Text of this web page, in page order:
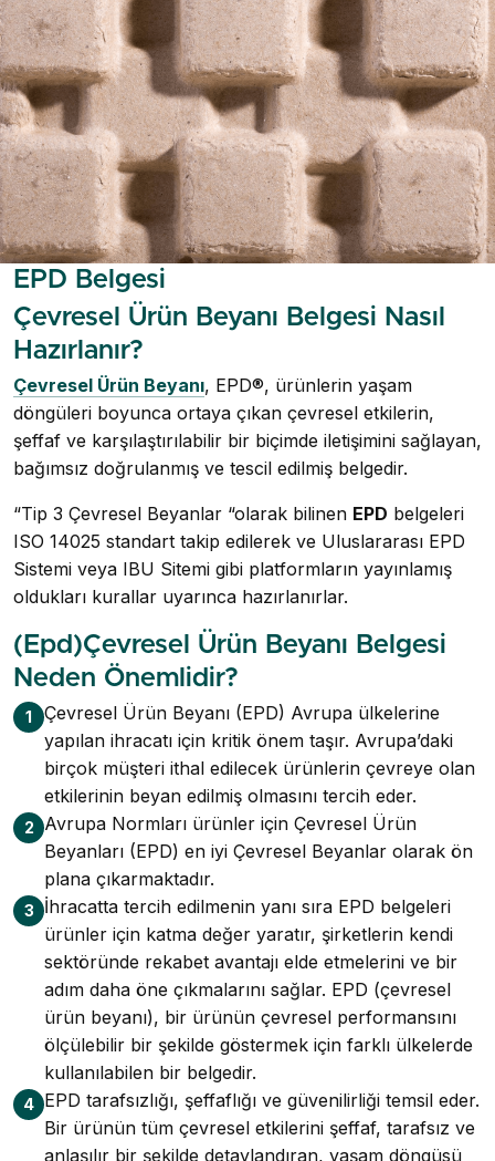
EPD Belgesi
Çevresel Ürün Beyanı Belgesi Nasıl
Hazırlanır?
Çevresel Ürün Beyanı, EPD®, ürünlerin yaşam
döngüleri boyunca ortaya çıkan çevresel etkilerin,
şeffaf ve karşılaştırılabilir bir biçimde iletişimini sağlayan,
bağımsız doğrulanmış ve tescil edilmiş belgedir.
“Tip 3 Çevresel Beyanlar “olarak bilinen EPD belgeleri
ISO 14025 standart takip edilerek ve Uluslararası EPD
Sistemi veya IBU Sitemi gibi platformların yayınlamış
oldukları kurallar uyarınca hazırlanırlar.
(Epd)Çevresel Ürün Beyanı Belgesi
Neden Önemlidir?
1
Çevresel Ürün Beyanı (EPD) Avrupa ülkelerine
yapılan ihracatı için kritik önem taşır. Avrupa’daki
birçok müşteri ithal edilecek ürünlerin çevreye olan
etkilerinin beyan edilmiş olmasını tercih eder.
2
Avrupa Normları ürünler için Çevresel Ürün
Beyanları (EPD) en iyi Çevresel Beyanlar olarak ön
plana çıkarmaktadır.
3
İhracatta tercih edilmenin yanı sıra EPD belgeleri
ürünler için katma değer yaratır, şirketlerin kendi
sektöründe rekabet avantajı elde etmelerini ve bir
adım daha öne çıkmalarını sağlar. EPD (çevresel
ürün beyanı), bir ürünün çevresel performansını
ölçülebilir bir şekilde göstermek için farklı ülkelerde
kullanılabilen bir belgedir.
4 EPD tarafsızlığı, şeffaflığı ve güvenilirliği temsil eder.
Bir ürünün tüm çevresel etkilerini şeffaf, tarafsız ve
anlaşılır bir şekilde detaylandıran, yaşam döngüsü